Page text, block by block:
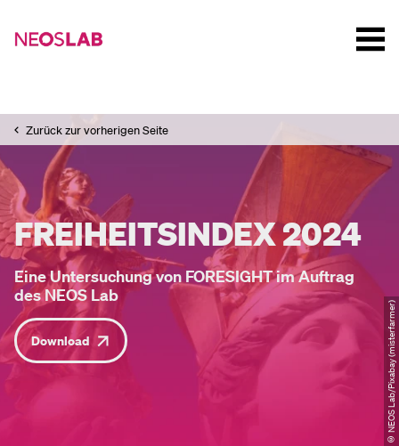
Zurück zur vorherigen Seite
© NEOS Lab/Pixabay (misterfarmer)
FREIHEITSINDEX 2024
Eine Untersuchung von FORESIGHT im Auftrag
des NEOS Lab
Download